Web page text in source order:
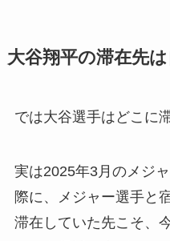
大谷翔平の滞在先
では大谷選手はどこに
実は2025年3月のメジ
際に、メジャー選手と
滞在していた先こそ、